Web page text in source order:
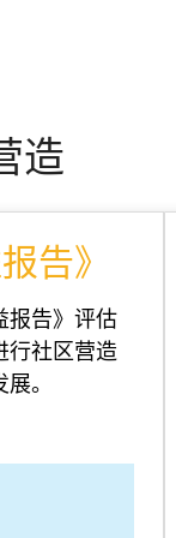
造
告》
报告》评估
行社区营造
。